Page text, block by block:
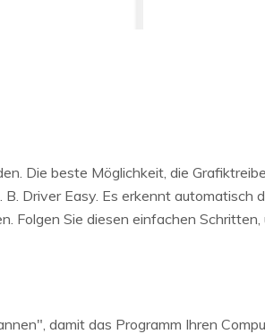
Die beste Möglichkeit, die
Driver Easy. Es erkennt automatisch
Folgen Sie diesen einfachen Schritten,
damit das Programm Ihren